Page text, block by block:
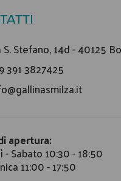
S. Stefano, 14d - 40125
391 3827425
apertura:
- Sabato 10:30 - 18:50
11:00 - 17:50